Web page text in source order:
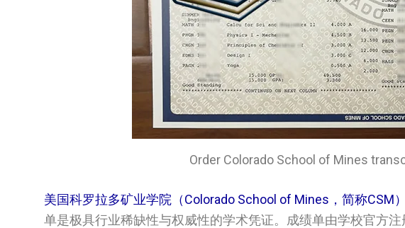
Order Colorado School of Mines
美国科罗拉多矿业学院（Colorado School of Mines，简称CSM）
单是极具行业稀缺性与权威性的学术凭证。成绩单由学校官方